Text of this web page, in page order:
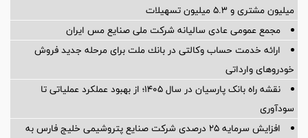
میلیون مشتری و ۵.۳ میلیون تسهیلات
مجمع عمومی عادی سالیانه شرکت ملی صنایع مس ایران
ارائه خدمت حساب وكالتی در بانك ملت برای مرحله جدید فروش
خودروهای وارداتی
نقشه راه بانک پارسیان در سال ۱۴۰۵؛ از بهبود عملکرد عملیاتی تا
سودآوری
افزایش سرمایه ۲۵ درصدی شرکت صنایع پتروشیمی خلیج فارس به